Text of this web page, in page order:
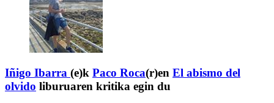
Iñigo Ibarra (e)k Paco Roca(r)en El abismo del
olvido liburuaren kritika egin du